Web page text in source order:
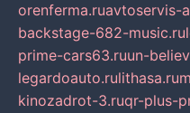
orenferma.ruavtoservis-
backstage-682-music.ru
prime-cars63.ruun-
legardoauto.rulithasa.ru
kinozadrot-3.ruqr-plus-